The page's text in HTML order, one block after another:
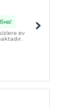
ev